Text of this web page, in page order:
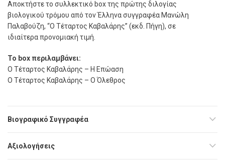
Αποκτήστε το συλλεκτικό box της πρώτης διλογίας
βιολογικού τρόμου από τον Έλληνα συγγραφέα Μανώλη
Παλαβούζη, “Ο Τέταρτος Καβαλάρης” (εκδ. Πήγη), σε
ιδιαίτερα προνομιακή τιμή.
Το box περιλαμβάνει:
Ο Τέταρτος Καβαλάρης – Η Επώαση
Ο Τέταρτος Καβαλάρης – Ο Όλεθρος
Βιογραφικό Συγγραφέα
Αξιολογήσεις